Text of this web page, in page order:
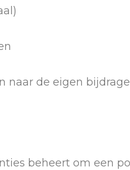
naar de eigen
beheert om een